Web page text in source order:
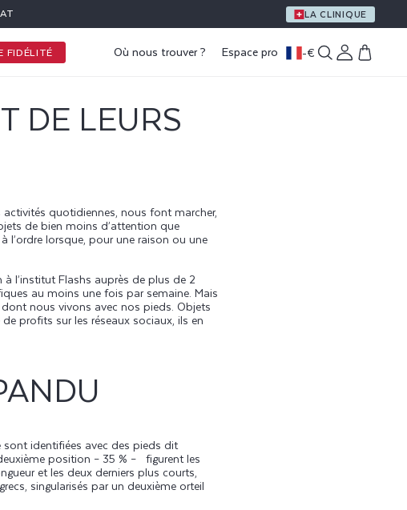
UN CADEAU OFFERT DÈS 59 € D’ACHAT
LA CLINIQUE
FIDÉLITÉ Où nous trouver ? Espace pro -€ Connexion
Panier
DE LEURS
quotidiennes, nous font marcher,
de bien moins d’attention que
l’ordre lorsque, pour une raison ou une
à l’institut Flashs auprès de plus de 2
au moins une fois par semaine. Mais
nous vivons avec nos pieds. Objets
de profits sur les réseaux sociaux, ils en
sont identifiées avec des pieds dit
position – 35 % – figurent les
et les deux derniers plus courts,
ecs, singularisés par un deuxième orteil